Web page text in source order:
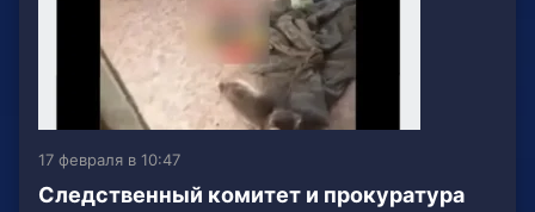
17 февраля в 10:47
Следственный комитет и прокуратура